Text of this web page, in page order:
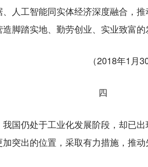
人工智能同实体经济深度融合，
脚踏实地、勤劳创业、实业致富的
（2018年1月
四
仍处于工业化发展阶段，却已出
突出的位置，采取有力措施，推